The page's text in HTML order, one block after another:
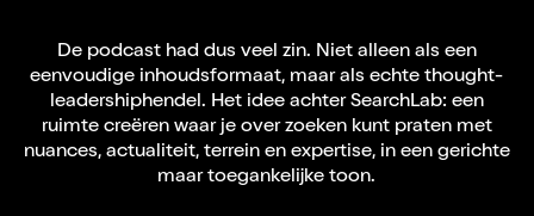
De podcast had dus veel zin. Niet alleen als een
eenvoudige inhoudsformaat, maar als echte thought-
leadershiphendel. Het idee achter SearchLab: een
ruimte creëren waar je over zoeken kunt praten met
nuances, actualiteit, terrein en expertise, in een gerichte
maar toegankelijke toon.